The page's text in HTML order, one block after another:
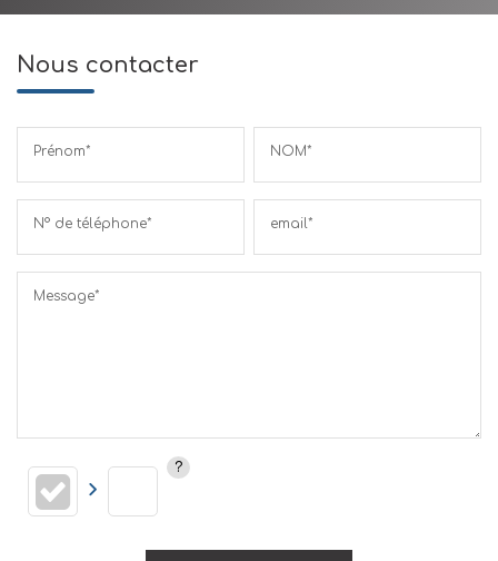
Nous contacter
Prénom* NOM*
N° de téléphone* email*
Message*